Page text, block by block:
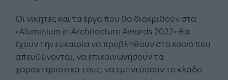
Οι νικητές και τα έργα που θα διακριθούν στα
«Aluminium in Architecture Awards 2022» θα
έχουν την ευκαιρία να προβληθούν στο κοινό που
απευθύνονται, να επικοινωνήσουν τα
χαρακτηριστικά τους, να εμπνεύσουν το κλάδο